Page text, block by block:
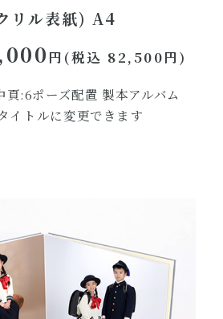
リル表紙) A4
円(税込 82,500円)
頁:6ポーズ配置 製本アルバム
イトルに変更できます